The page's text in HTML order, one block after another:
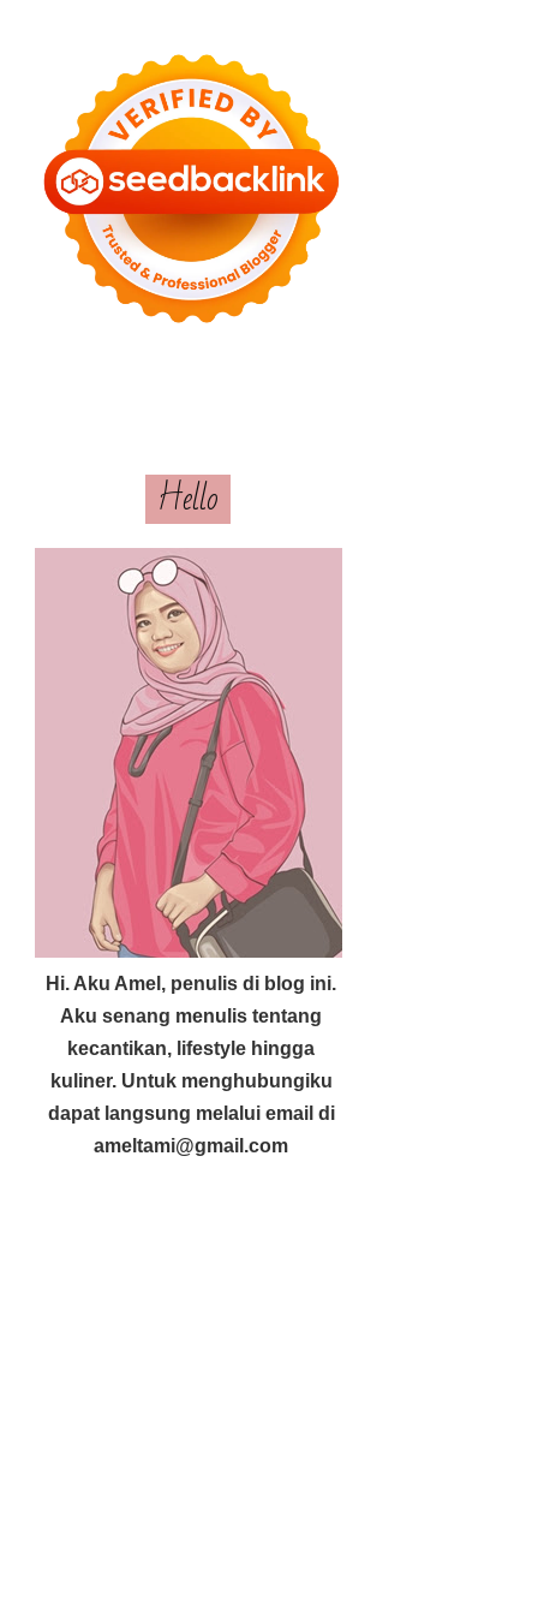
Hello
Hi. Aku Amel, penulis di blog ini.
Aku senang menulis tentang
kecantikan, lifestyle hingga
kuliner. Untuk menghubungiku
dapat langsung melalui email di
ameltami@gmail.com